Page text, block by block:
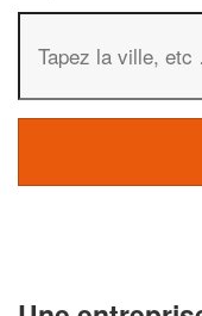
vos